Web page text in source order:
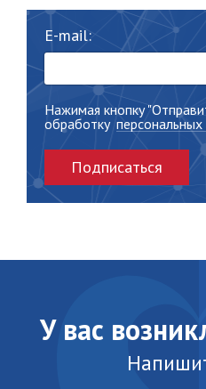
E-mail:
Нажимая кнопку
обработку
Подписаться
У вас